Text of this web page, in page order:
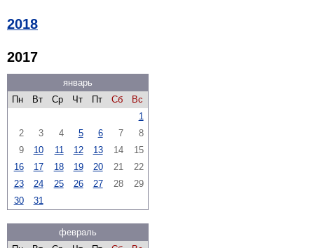
2018
2017
январь
Пн
Вт Ср Чт Пт Сб
Вс
1
2
3 4 5 6 7
8
9
10 11 12 13 14
15
16
17 18 19 20 21
22
23
24 25 26 27 28
29
30
31
февраль